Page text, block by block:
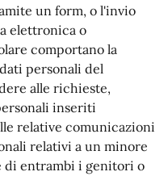
un form, o l'invio
elettronica o
comportano la
personali del
alle richieste,
inseriti
relative comunicazioni
relativi a un minore
di entrambi i genitori o